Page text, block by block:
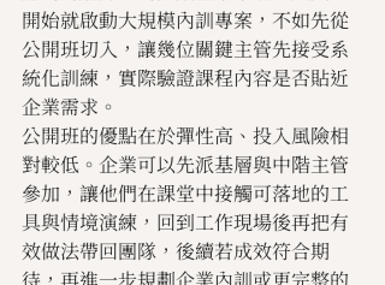
開始就啟動大規模內訓專案，不如先從
公開班切入，讓幾位關鍵主管先接受系
統化訓練，實際驗證課程內容是否貼近
企業需求。
公開班的優點在於彈性高、投入風險相
對較低。企業可以先派基層與中階主管
參加，讓他們在課堂中接觸可落地的工
具與情境演練，回到工作現場後再把有
效做法帶回團隊，後續若成效符合期